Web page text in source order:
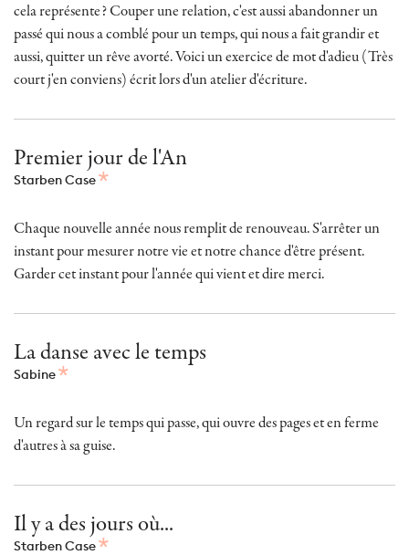
cela représente? Couper une relation, c'est aussi abandonner un
passé qui nous a comblé pour un temps, qui nous a fait grandir et
aussi, quitter un rêve avorté. Voici un exercice de mot d'adieu (Très
court j'en conviens) écrit lors d'un atelier d'écriture.
Premier jour de l'An
Starben Case
Chaque nouvelle année nous remplit de renouveau. S'arrêter un
instant pour mesurer notre vie et notre chance d'être présent.
Garder cet instant pour l'année qui vient et dire merci.
La danse avec le temps
Sabine
Un regard sur le temps qui passe, qui ouvre des pages et en ferme
d'autres à sa guise.
Il y a des jours où...
Starben Case